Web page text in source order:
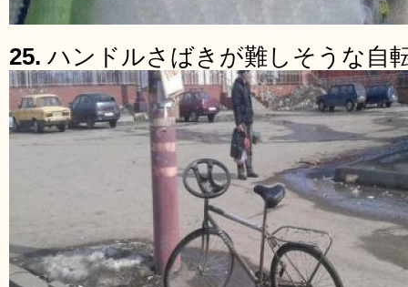
25. ハンドルさばきが難しそうな自